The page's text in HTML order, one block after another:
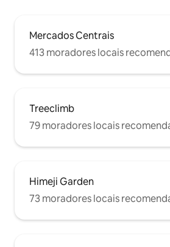
Mercados Centrais
413 moradores locais
Treeclimb
79 moradores locais
Himeji Garden
73 moradores locais